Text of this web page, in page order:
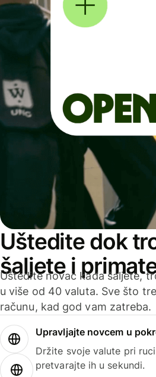
Uštedite dok
šaljete i
Uštedite novac kada šaljete,
u više od 40 valuta. Sve što
računu, kad god vam zatreba.
Upravljajte novcem u
Držite svoje valute pri
pretvarajte ih u sekundi.